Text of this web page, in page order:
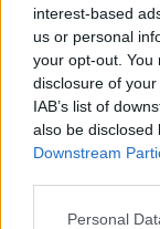
interest-based
us or personal
your opt-out. You
disclosure of
IAB’s list of
also be disclosed
Downstream
Please note that
Personal
(via)